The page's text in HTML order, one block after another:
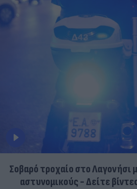
Σοβαρό τροχαίο στο Λαγονήσι
αστυνομικούς - Δείτε